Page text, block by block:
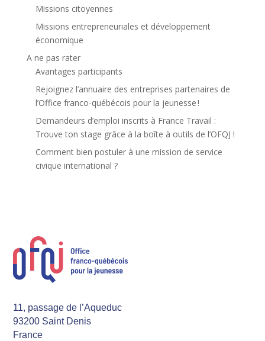
Missions citoyennes
Missions entrepreneuriales et développement
économique
A ne pas rater
Avantages participants
Rejoignez l’annuaire des entreprises partenaires de
l’Office franco-québécois pour la jeunesse !
Demandeurs d’emploi inscrits à France Travail :
Trouve ton stage grâce à la boîte à outils de l’OFQJ !
Comment bien postuler à une mission de service
civique international ?
11, passage de l’Aqueduc
93200 Saint Denis
France